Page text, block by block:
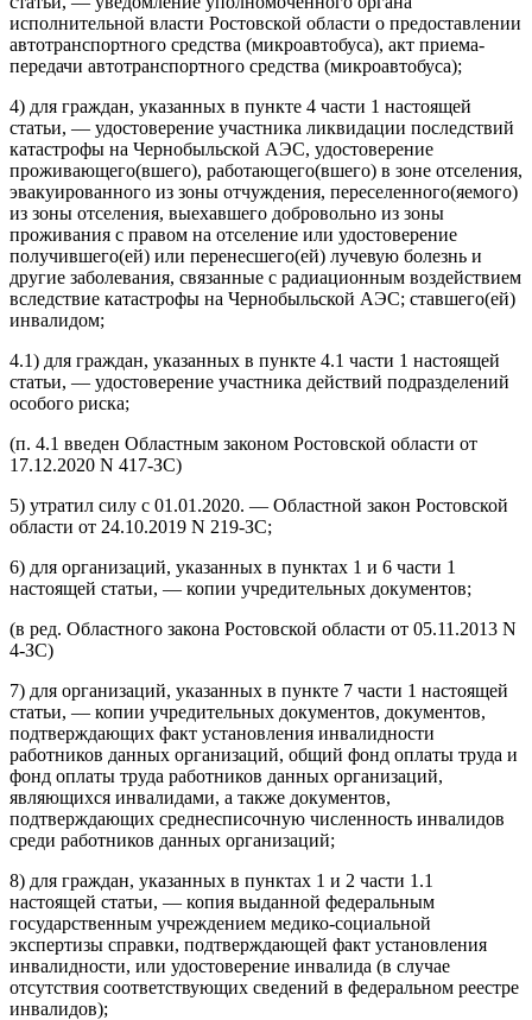
исполнительной власти Ростовской области о предоставлении
автотранспортного средства (микроавтобуса), акт приема-
передачи автотранспортного средства (микроавтобуса);
4) для граждан, указанных в пункте 4 части 1 настоящей
статьи, — удостоверение участника ликвидации последствий
катастрофы на Чернобыльской АЭС, удостоверение
проживающего(вшего), работающего(вшего) в зоне отселения,
эвакуированного из зоны отчуждения, переселенного(яемого)
из зоны отселения, выехавшего добровольно из зоны
проживания с правом на отселение или удостоверение
получившего(ей) или перенесшего(ей) лучевую болезнь и
другие заболевания, связанные с радиационным воздействием
вследствие катастрофы на Чернобыльской АЭС; ставшего(ей)
инвалидом;
4.1) для граждан, указанных в пункте 4.1 части 1 настоящей
статьи, — удостоверение участника действий подразделений
особого риска;
(п. 4.1 введен Областным законом Ростовской области от
17.12.2020 N 417-ЗС)
5) утратил силу с 01.01.2020. — Областной закон Ростовской
области от 24.10.2019 N 219-ЗС;
6) для организаций, указанных в пунктах 1 и 6 части 1
настоящей статьи, — копии учредительных документов;
(в ред. Областного закона Ростовской области от 05.11.2013 N
4-ЗС)
7) для организаций, указанных в пункте 7 части 1 настоящей
статьи, — копии учредительных документов, документов,
подтверждающих факт установления инвалидности
работников данных организаций, общий фонд оплаты труда и
фонд оплаты труда работников данных организаций,
являющихся инвалидами, а также документов,
подтверждающих среднесписочную численность инвалидов
среди работников данных организаций;
8) для граждан, указанных в пунктах 1 и 2 части 1.1
настоящей статьи, — копия выданной федеральным
государственным учреждением медико-социальной
экспертизы справки, подтверждающей факт установления
инвалидности, или удостоверение инвалида (в случае
отсутствия соответствующих сведений в федеральном реестре
инвалидов);